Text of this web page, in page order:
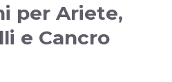
per Ariete,
e Cancro